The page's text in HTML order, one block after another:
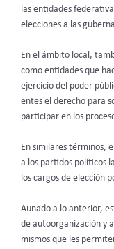
las entidades
elecciones a las
En el ámbito local,
como entidades que
ejercicio del poder
entes el derecho para
participar en los
En similares términos,
a los partidos políticos
los cargos de elección
Aunado a lo anterior,
de autoorganización y
mismos que les